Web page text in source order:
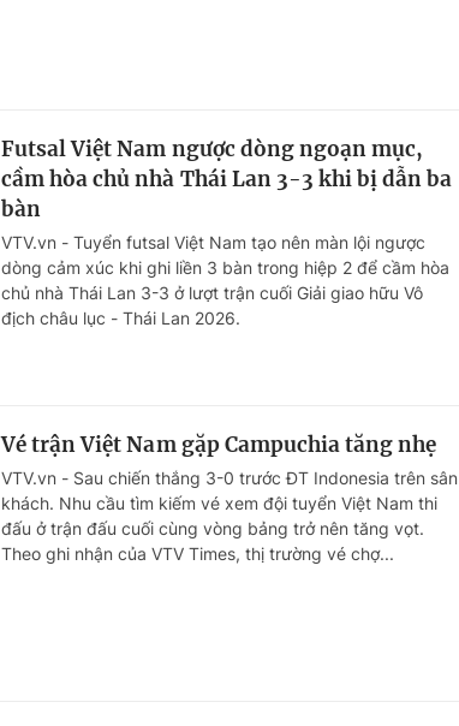
Futsal Việt Nam ngược dòng ngoạn mục,
cầm hòa chủ nhà Thái Lan 3-3 khi bị dẫn ba
bàn
VTV.vn - Tuyển futsal Việt Nam tạo nên màn lội ngược
dòng cảm xúc khi ghi liền 3 bàn trong hiệp 2 để cầm hòa
chủ nhà Thái Lan 3-3 ở lượt trận cuối Giải giao hữu Vô
địch châu lục - Thái Lan 2026.
Vé trận Việt Nam gặp Campuchia tăng nhẹ
VTV.vn - Sau chiến thắng 3-0 trước ĐT Indonesia trên sân
khách. Nhu cầu tìm kiếm vé xem đội tuyển Việt Nam thi
đấu ở trận đấu cuối cùng vòng bảng trở nên tăng vọt.
Theo ghi nhận của VTV Times, thị trường vé chợ...